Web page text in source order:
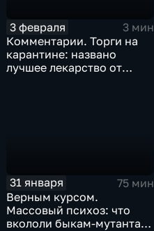
3 февраля
3 мин
Комментарии. Торги на
карантине: названо
лучшее лекарство от
31 января
75 мин
Верным курсом.
Массовый психоз: что
вкололи быкам-мутантам,